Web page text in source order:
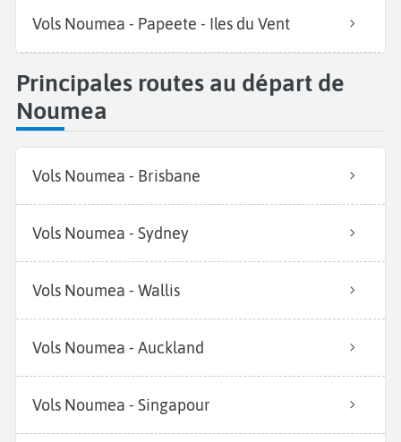
Vols Noumea - Papeete - Iles du Vent
Principales routes au départ de
Noumea
Vols Noumea - Brisbane
Vols Noumea - Sydney
Vols Noumea - Wallis
Vols Noumea - Auckland
Vols Noumea - Singapour